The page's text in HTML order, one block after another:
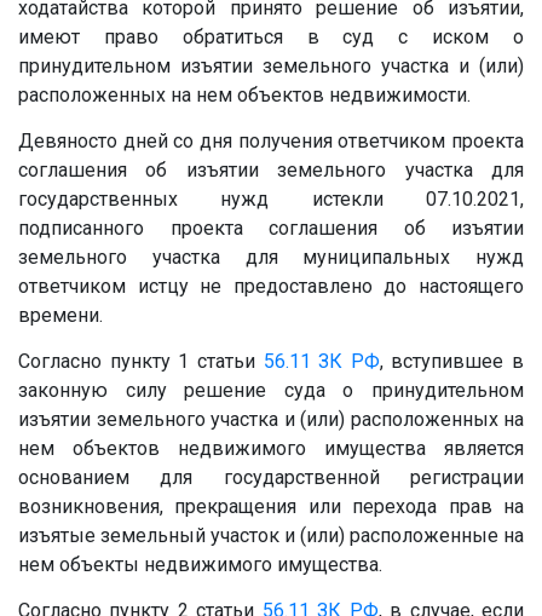
ходатайства которой принято решение об изъятии,
имеют право обратиться в суд с иском о
принудительном изъятии земельного участка и (или)
расположенных на нем объектов недвижимости.
Девяносто дней со дня получения ответчиком проекта
соглашения об изъятии земельного участка для
государственных нужд истекли 07.10.2021,
подписанного проекта соглашения об изъятии
земельного участка для муниципальных нужд
ответчиком истцу не предоставлено до настоящего
времени.
Согласно пункту 1 статьи 56.11 ЗК РФ, вступившее в
законную силу решение суда о принудительном
изъятии земельного участка и (или) расположенных на
нем объектов недвижимого имущества является
основанием для государственной регистрации
возникновения, прекращения или перехода прав на
изъятые земельный участок и (или) расположенные на
нем объекты недвижимого имущества.
Согласно пункту 2 статьи 56.11 ЗК РФ, в случае, если